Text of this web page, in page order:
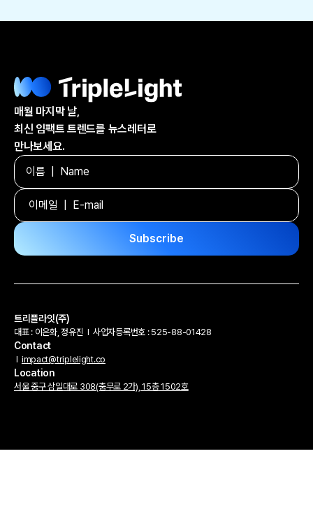
매월 마지막 날,
최신 임팩트 트렌드를 뉴스레터로
만나보세요.
트리플라잇(주)
대표 : 이은화, 정유진 l 사업자등록번호 : 525-88-01428
Contact
l impact@triplelight.co
Location
서울 중구 삼일대로 308(충무로 2가), 15층 1502호